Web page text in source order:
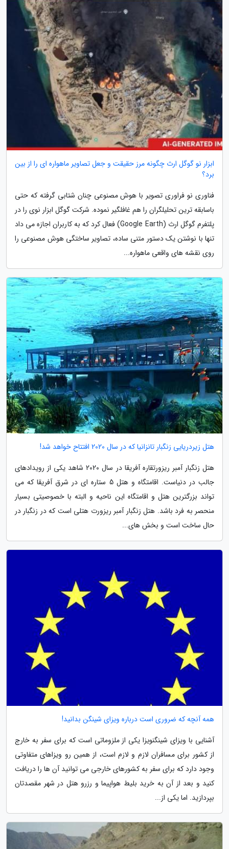
ابزار نو گوگل ارث چگونه مرز حقیقت و جعل تصاویر ماهواره ای را از بین
برد؟
فناوری نو فراوری تصویر با هوش مصنوعی چنان شتابی گرفته که حتی
باسابقه ترین تحلیلگران را هم غافلگیر نموده. شرکت گوگل ابزار نوی را در
پلتفرم گوگل ارث (Google Earth) فعال کرد که به کاربران اجازه می داد
تنها با نوشتن یک دستور متنی ساده، تصاویر ساختگی هوش مصنوعی را
روی نقشه های واقعی ماهواره...
هتل زیردریایی زنگبار تانزانیا که در سال 2020 افتتاح خواهد شد!
هتل زنگبار آمبر ریزورتقاره آفریقا در سال 2020 شاهد یکی از رویدادهای
جالب در دنیاست. اقامتگاه و هتل 5 ستاره ای در شرق آفریقا که می
تواند بزرگترین هتل و اقامتگاه این ناحیه و البته با خصوصیتی بسیار
منحصر به فرد باشد. هتل زنگبار آمبر ریزورت هتلی است که در زنگبار در
حال ساخت است و بخش های...
همه آنچه که ضروری است درباره ویزای شینگن بدانید!
آشنایی با ویزای شینگنویزا یکی از ملزوماتی است که برای سفر به خارج
از کشور برای مسافران لازم و لازم است، از همین رو ویزاهای متفاوتی
وجود دارد که برای سفر به کشورهای خارجی می توانید آن ها را دریافت
کنید و بعد از آن به خرید بلیط هواپیما و رزرو هتل در شهر مقصدتان
بپردازید. اما یکی از...